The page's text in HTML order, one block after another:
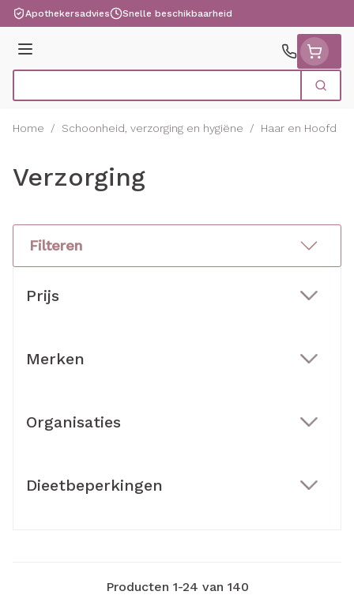
Ga naar de inhoud
Apothekersadvies Snelle beschikbaarheid
Menu
Zoek
Home / Schoonheid, verzorging en hygiëne / Haar en Hoofd
Verzorging
Filteren
Prijs
Merken
Organisaties
Dieetbeperkingen
Producten 1-24 van 140